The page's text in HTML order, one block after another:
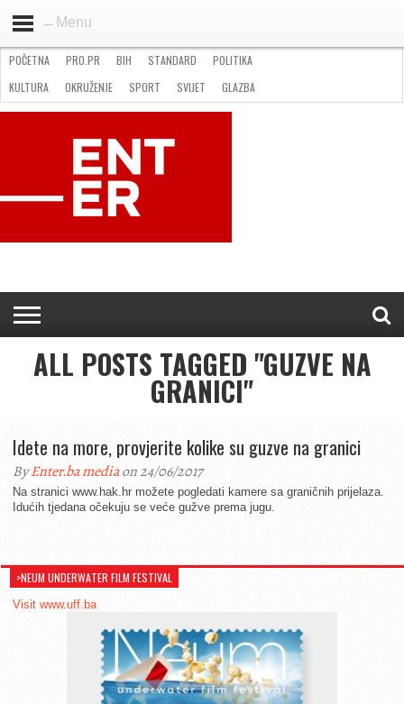
←Menu
STANDARD
GOSPODARSTVO
OKRUŽENJE
POČETNA PRO.PR BIH STANDARD
POLITIKA
KULTURA
OKRUŽENJE SPORT SVIJET
GLAZBA
NATJEČAJI
FILMING LOCATION IN BH KONTAKT
ALL POSTS TAGGED "GUZVE NA
GRANICI"
Idete na more, provjerite kolike su guzve na granici
ByEnter.ba mediaon 24/06/2017
Na stranici www.hak.hr možete pogledati kamere sa graničnih prijelaza.
Idućih tjedana očekuju se veće gužve prema jugu.
>NEUM UNDERWATER FILM FESTIVAL
Visit www.uff.ba